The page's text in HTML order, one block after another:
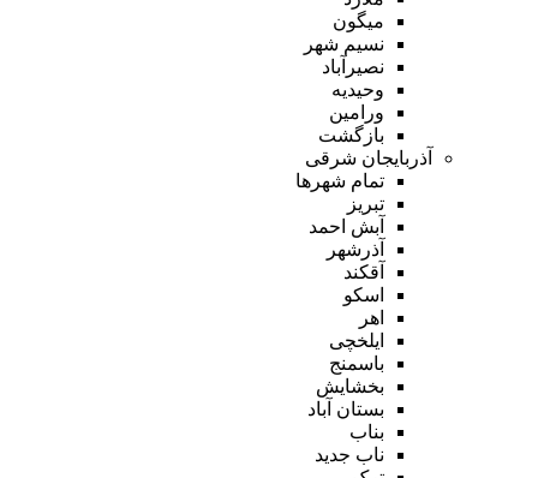
میگون
نسیم شهر
نصیرآباد
وحیدیه
ورامین
بازگشت
آذربایجان شرقی
تمام شهر‌ها
تبریز
آبش احمد
آذرشهر
آقکند
اسکو
اهر
ایلخچی
باسمنج
بخشایش
بستان آباد
بناب
ناب جدید